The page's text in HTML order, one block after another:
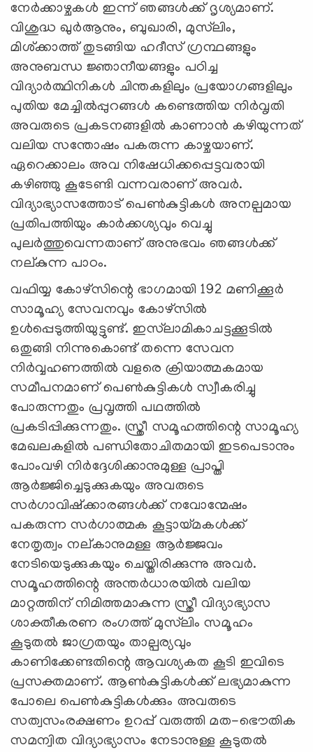
നേര്‍ക്കാഴ്ചകള്‍ ഇന്ന് ഞങ്ങള്‍ക്ക് ദൃശ്യമാണ്.
വിശുദ്ധ ഖുര്‍ആനും, ബുഖാരി, മുസ്‍ലിം,
മിശ്ക്കാത്ത് തുടങ്ങിയ ഹദീസ് ഗ്രന്ഥങ്ങളും
അനുബന്ധ ജ്ഞാനീയങ്ങളും പഠിച്ച
വിദ്യാര്‍ത്ഥിനികള്‍ ചിന്തകളിലും പ്രയോഗങ്ങളിലും
പുതിയ മേച്ചില്‍പ്പുറങ്ങള്‍ കണ്ടെത്തിയ നിര്‍വൃതി
അവരുടെ പ്രകടനങ്ങളില്‍ കാണാന്‍ കഴിയുന്നത്
വലിയ സന്തോഷം പകരുന്ന കാഴ്ചയാണ്.
ഏറെക്കാലം അവ നിഷേധിക്കപ്പെട്ടവരായി
കഴിഞ്ഞു കൂടേണ്ടി വന്നവരാണ് അവര്‍.
വിദ്യാഭ്യാസത്തോട് പെണ്‍കുട്ടികള്‍ അനല്പമായ
പ്രതിപത്തിയും കാര്‍ക്കശ്യവും വെച്ചു
പുലര്‍ത്തുവെന്നതാണ് അനുഭവം ഞങ്ങള്‍ക്ക്
നല്കുന്ന പാഠം.
വഫിയ്യ കോഴ്സിന്റെ ഭാഗമായി 192 മണിക്കൂര്‍
സാമൂഹ്യ സേവനവും കോഴ്സില്‍
ഉള്‍പ്പെടുത്തിയുട്ടുണ്ട്. ഇസ്‍ലാമികാചട്ടക്കൂടില്‍
ഒതുങ്ങി നിന്നുകൊണ്ട് തന്നെ സേവന
നിര്‍വ്വഹണത്തില്‍ വളരെ ക്രിയാത്മകമായ
സമീപനമാണ് പെണ്‍കുട്ടികള്‍ സ്വീകരിച്ചു
പോരുന്നതും പ്രവൃത്തി പഥത്തില്‍
പ്രകടിപ്പിക്കുന്നതും. സ്ത്രീ സമൂഹത്തിന്റെ സാമൂഹ്യ
മേഖലകളില്‍ പണ്ഡിതോചിതമായി ഇടപെടാനും
പോംവഴി നിര്‍ദ്ദേശിക്കാനുമുള്ള പ്രാപ്തി
ആര്‍ജ്ജിച്ചെടുക്കുകയും അവരുടെ
സര്‍ഗാവിഷ്ക്കാരങ്ങള്‍ക്ക് നവോന്മേഷം
പകരുന്ന സര്‍ഗാത്മക കൂട്ടായ്മകള്‍ക്ക്
നേതൃത്വം നല്കാനുമള്ള ആര്‍ജ്ജവം
നേടിയെടുക്കുകയും ചെയ്തിരിക്കുന്നു അവര്‍.
സമൂഹത്തിന്റെ അന്തര്‍ധാരയില്‍ വലിയ
മാറ്റത്തിന് നിമിത്തമാകുന്ന സ്ത്രീ വിദ്യാഭ്യാസ
ശാക്തീകരണ രംഗത്ത് മുസ്‍ലിം സമൂഹം
കൂടുതല്‍ ജാഗ്രതയും താല്പര്യവും
കാണിക്കേണ്ടതിന്റെ ആവശ്യകത കൂടി ഇവിടെ
പ്രസക്തമാണ്. ആണ്‍കുട്ടികള്‍ക്ക് ലഭ്യമാകുന്ന
പോലെ പെണ്‍കുട്ടികള്‍ക്കും അവരുടെ
സത്വസംരക്ഷണം ഉറപ്പ് വരുത്തി മത-ഭൌതിക
സമന്വിത വിദ്യാഭ്യാസം നേടാനുള്ള കൂടുതല്‍